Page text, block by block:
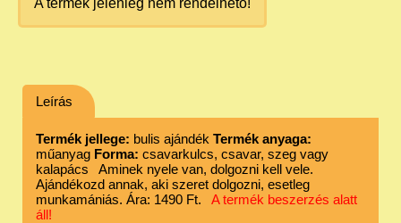
Leírás
Termék jellege: bulis ajándék Termék anyaga:
műanyag Forma: csavarkulcs, csavar, szeg vagy
kalapács Aminek nyele van, dolgozni kell vele.
Ajándékozd annak, aki szeret dolgozni, esetleg
munkamániás. Ára: 1490 Ft. A termék beszerzés alatt
áll!